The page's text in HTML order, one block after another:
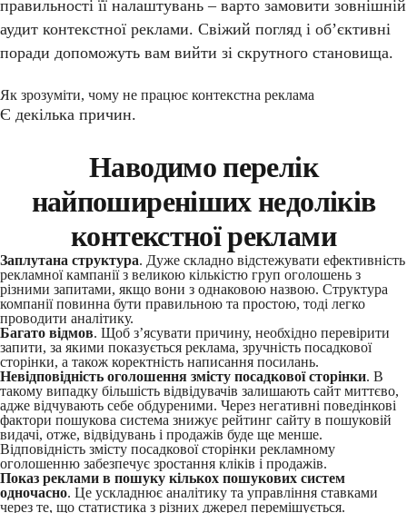
правильності її налаштувань – варто замовити зовнішній
аудит контекстної реклами. Свіжий погляд і об’єктивні
поради допоможуть вам вийти зі скрутного становища.
Як зрозуміти, чому не працює контекстна реклама
Є декілька причин.
Наводимо перелік
найпоширеніших недоліків
контекстної реклами
Заплутана структура. Дуже складно відстежувати ефективність
рекламної кампанії з великою кількістю груп оголошень з
різними запитами, якщо вони з однаковою назвою. Структура
компанії повинна бути правильною та простою, тоді легко
проводити аналітику.
Багато відмов. Щоб з’ясувати причину, необхідно перевірити
запити, за якими показується реклама, зручність посадкової
сторінки, а також коректність написання посилань.
Невідповідність оголошення змісту посадкової сторінки. В
такому випадку більшість відвідувачів залишають сайт миттєво,
адже відчувають себе обдуреними. Через негативні поведінкові
фактори пошукова система знижує рейтинг сайту в пошуковій
видачі, отже, відвідувань і продажів буде ще менше.
Відповідність змісту посадкової сторінки рекламному
оголошенню забезпечує зростання кліків і продажів.
Показ реклами в пошуку кількох пошукових систем
одночасно. Це ускладнює аналітику та управління ставками
через те, що статистика з різних джерел перемішується.